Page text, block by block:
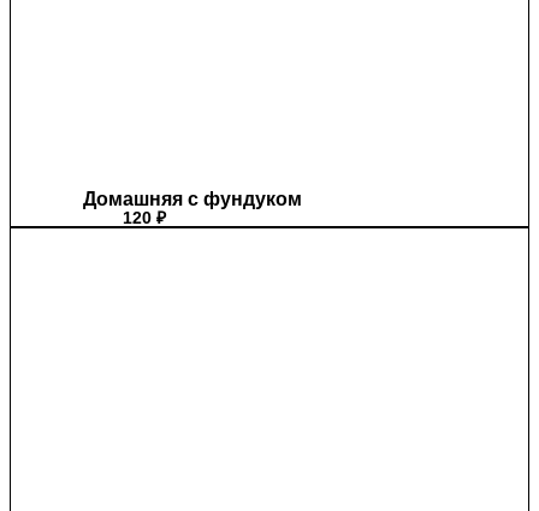
Домашняя с фундуком
120 ₽